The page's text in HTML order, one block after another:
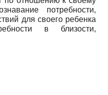
потребности,
для своего ребенка
в близости,